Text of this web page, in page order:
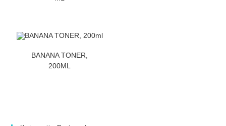
BANANA TONER,
200ML